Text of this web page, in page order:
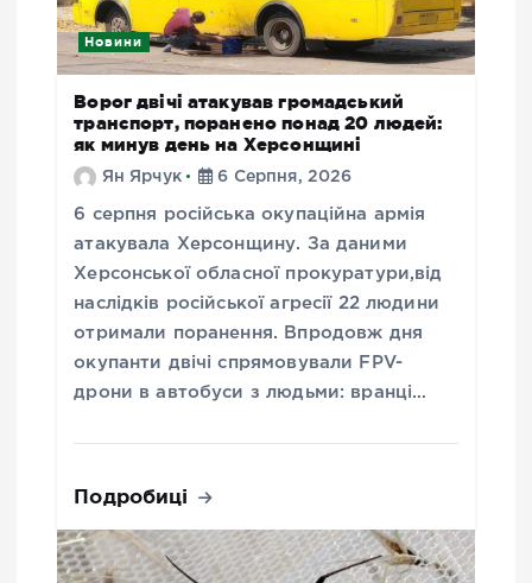
Новини
Ворог двічі атакував громадський
транспорт, поранено понад 20 людей:
як минув день на Херсонщині
Ян Ярчук 6 Серпня, 2026
6 серпня російська окупаційна армія
атакувала Херсонщину. За даними
Херсонської обласної прокуратури,від
наслідків російської агресії 22 людини
отримали поранення. Впродовж дня
окупанти двічі спрямовували FPV-
дрони в автобуси з людьми: вранці…
Подробиці